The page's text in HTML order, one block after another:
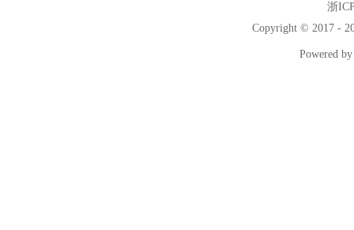
浙
Copyright © 2017 -
Powered